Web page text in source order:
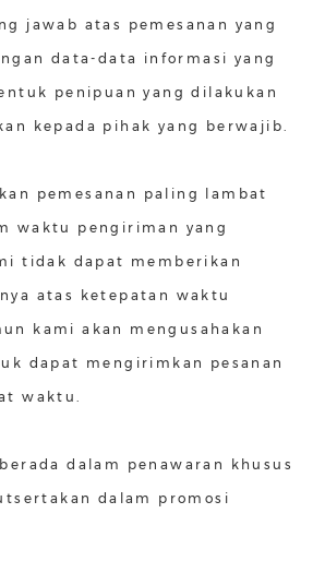
jawab atas pemesanan yang
data-data informasi yang
penipuan yang dilakukan
kepada pihak yang berwajib.
pemesanan paling lambat
waktu pengiriman yang
tidak dapat memberikan
atas ketepatan waktu
kami akan mengusahakan
dapat mengirimkan pesanan
waktu.
dalam penawaran khusus
dalam promosi